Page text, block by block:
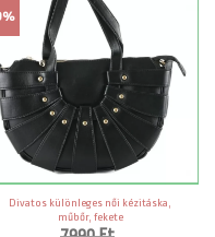
Divatos különleges női kézitáska,
műbőr, fekete